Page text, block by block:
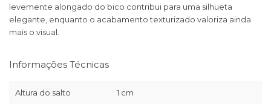
levemente alongado do bico contribui para uma silhueta
elegante, enquanto o acabamento texturizado valoriza ainda
mais o visual.
Informações Técnicas
Altura do salto 1 cm